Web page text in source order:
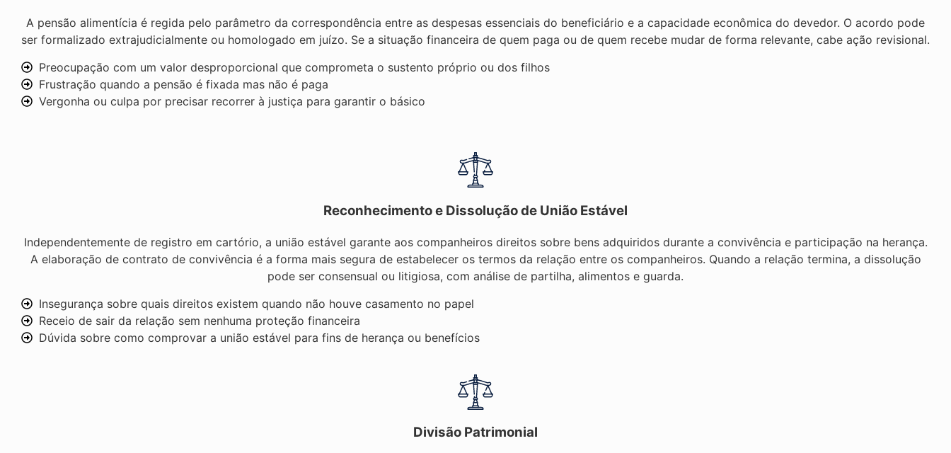
A pensão alimentícia é regida pelo parâmetro da correspondência entre as despesas essenciais do beneficiário e a capacidade econômica do devedor. O acordo pode
ser formalizado extrajudicialmente ou homologado em juízo. Se a situação financeira de quem paga ou de quem recebe mudar de forma relevante, cabe ação revisional.
Preocupação com um valor desproporcional que comprometa o sustento próprio ou dos filhos
Frustração quando a pensão é fixada mas não é paga
Vergonha ou culpa por precisar recorrer à justiça para garantir o básico
Reconhecimento e Dissolução de União Estável
Independentemente de registro em cartório, a união estável garante aos companheiros direitos sobre bens adquiridos durante a convivência e participação na herança.
A elaboração de contrato de convivência é a forma mais segura de estabelecer os termos da relação entre os companheiros. Quando a relação termina, a dissolução
pode ser consensual ou litigiosa, com análise de partilha, alimentos e guarda.
Insegurança sobre quais direitos existem quando não houve casamento no papel
Receio de sair da relação sem nenhuma proteção financeira
Dúvida sobre como comprovar a união estável para fins de herança ou benefícios
Divisão Patrimonial